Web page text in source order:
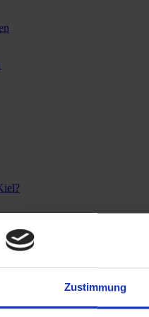
Zustimmung